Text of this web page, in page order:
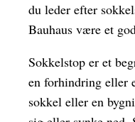
du leder efter
Bauhaus være et
Sokkelstop er et
en forhindring eller
sokkel eller en